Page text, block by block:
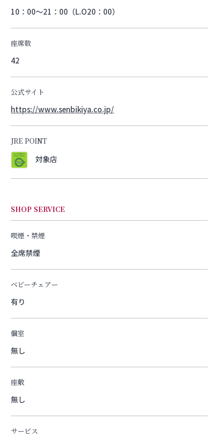
10：00～21：00（L.O20：00）
座席数
42
公式サイト
https://www.senbikiya.co.jp/
JRE POINT
対象店
SHOP SERVICE
喫煙・禁煙
全席禁煙
ベビーチェアー
有り
個室
無し
座敷
無し
サービス